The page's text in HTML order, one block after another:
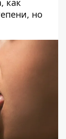
как
но